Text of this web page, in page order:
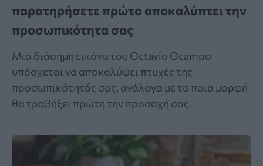
παρατηρήσετε πρώτο αποκαλύπτει την
προσωπικότητα σας
Μια διάσημη εικόνα του Octavio Ocampo
υπόσχεται να αποκαλύψει πτυχές της
προσωπικότητάς σας, ανάλογα με το ποια μορφή
θα τραβήξει πρώτη την προσοχή σας.